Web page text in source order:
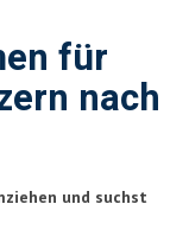
für
nach
und suchst